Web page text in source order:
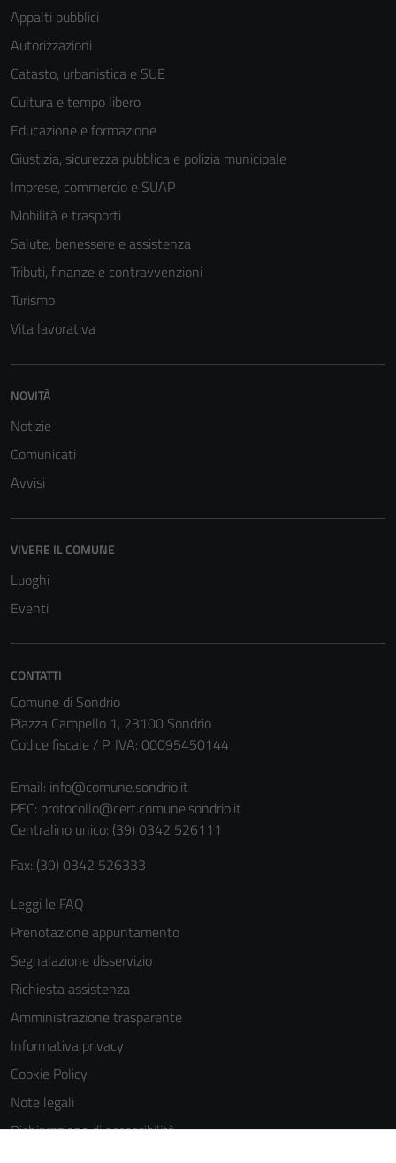
Appalti pubblici
Autorizzazioni
Catasto, urbanistica e SUE
Cultura e tempo libero
Educazione e formazione
Giustizia, sicurezza pubblica e polizia municipale
Imprese, commercio e SUAP
Mobilità e trasporti
Salute, benessere e assistenza
Tributi, finanze e contravvenzioni
Turismo
Vita lavorativa
NOVITÀ
Notizie
Comunicati
Avvisi
VIVERE IL COMUNE
Luoghi
Eventi
CONTATTI
Comune di Sondrio
Piazza Campello 1, 23100 Sondrio
Codice fiscale / P. IVA: 00095450144
Email: info@comune.sondrio.it
PEC: protocollo@cert.comune.sondrio.it
Centralino unico: (39) 0342 526111
Fax: (39) 0342 526333
Leggi le FAQ
Prenotazione appuntamento
Segnalazione disservizio
Richiesta assistenza
Amministrazione trasparente
Informativa privacy
Cookie Policy
Note legali
Dichiarazione di accessibilità
del sito e non
non raccolgono